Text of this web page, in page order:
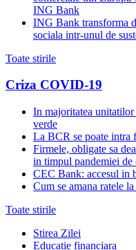
ING Bank
ING Bank transforma
sociala intr-unul de
Toate stirile
Criza COVID-19
In majoritatea
verde
La BCR se poate intra
Firmele, obligate sa
in timpul pandemiei de
CEC Bank: accesul in
Cum se amana ratele
Toate stirile
Stirea Zilei
Educatie financiara